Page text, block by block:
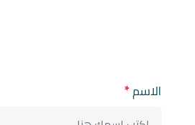
الاسم*